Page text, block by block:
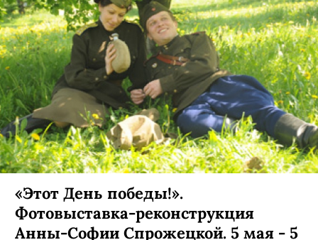
«Этот День победы!».
Фотовыставка-реконструкция
Анны-Софии Спрожецкой. 5 мая - 5